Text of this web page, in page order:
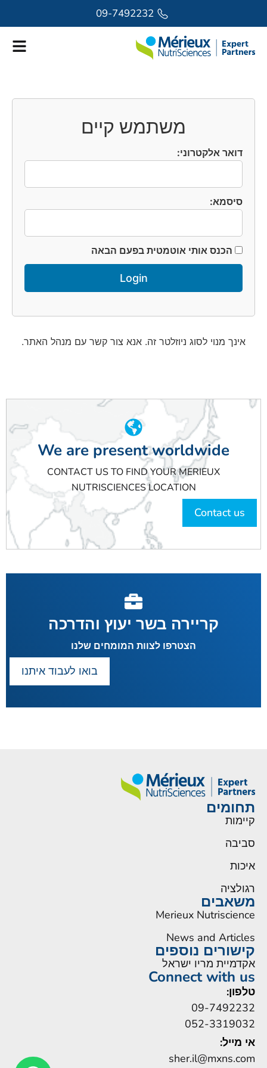
09-7492232
משתמש קיים
דואר אלקטרוני:
סיסמא:
הכנס אותי אוטמטית בפעם הבאה
אינך מנוי לסוג ניוזלטר זה. אנא צור קשר עם מנהל האתר.
Contact us
We are present worldwide
CONTACT US TO FIND YOUR MERIEUX
NUTRISCIENCES LOCATION
קריירה בשר יעוץ והדרכה
הצטרפו לצוות המומחים שלנו
בואו לעבוד איתנו
תחומים
קיימות
סביבה
איכות
רגולציה
משאבים
Merieux Nutriscience
News and Articles
קישורים נוספים
אקדמיית מריו ישראל
Connect with us
טלפון:
09-7492232
052-3319032
אי מייל:
sher.il@mxns.com